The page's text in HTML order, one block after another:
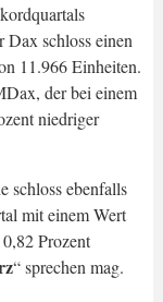
Dax schloss einen
11.966 Einheiten.
der bei einem
niedriger
schloss ebenfalls
mit einem Wert
Prozent
“ sprechen mag.